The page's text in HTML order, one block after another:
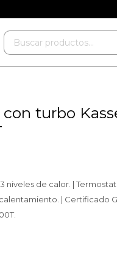
turbo
niveles de calor. |
| Certificado